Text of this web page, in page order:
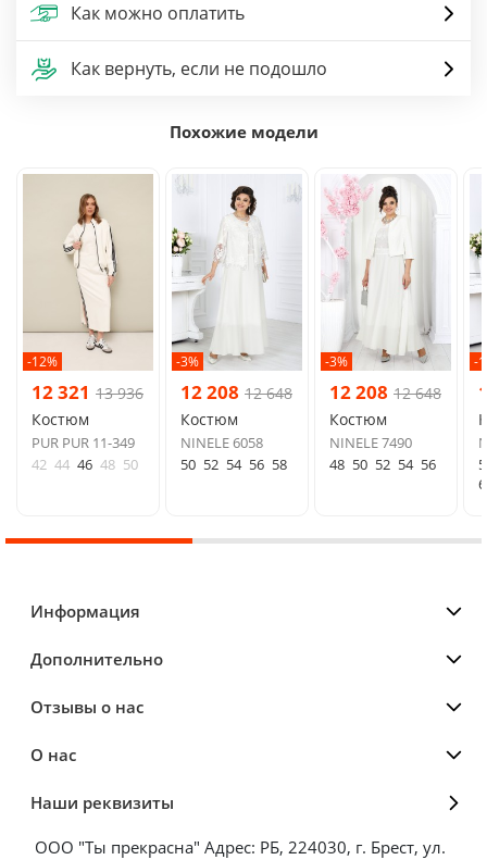
Как можно оплатить
Как вернуть, если не подошло
Похожие модели
-12%
12 321 13 936
Костюм
PUR PUR 11-349
42 44 46 48 50
-3%
12 208 12 648
Костюм
NINELE 6058
50 52 54 56 58
-3%
12 208 12 648
Костюм
NINELE 7490
48 50 52 54 56
-
Информация
Дополнительно
Отзывы о нас
О нас
Наши реквизиты
ООО "Ты прекрасна" Адрес: РБ, 224030, г. Брест, ул.